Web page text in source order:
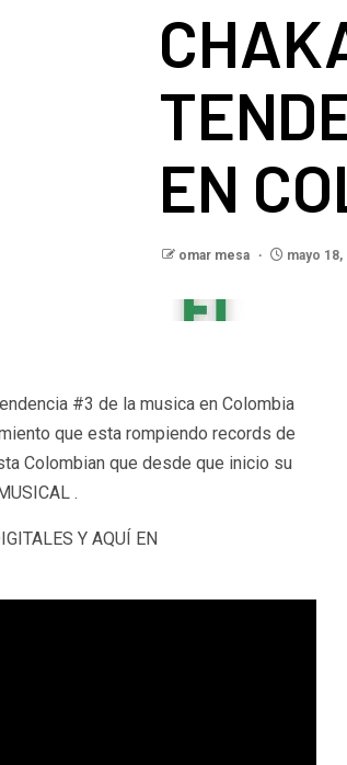
EN
omar mesa mayo 18,
#3 de la musica en Colombia
que esta rompiendo records de
Colombian que desde que inicio su
.
Y AQUÍ EN